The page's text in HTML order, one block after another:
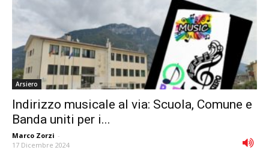
Arsiero
Indirizzo musicale al via: Scuola, Comune e
Banda uniti per i...
Marco Zorzi -
17 Dicembre 2024